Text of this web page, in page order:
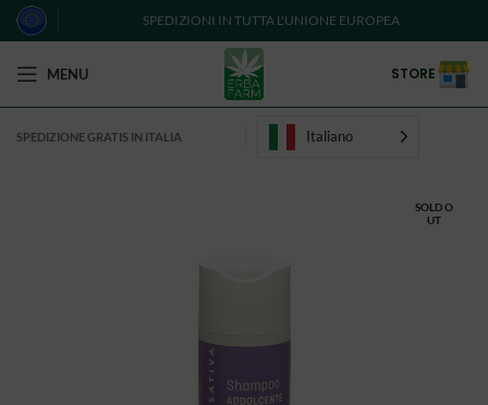
SPEDIZIONI IN TUTTA L'UNIONE EUROPEA
MENU STORE
SPEDIZIONE GRATIS IN ITALIA Italiano
SOLD O
UT